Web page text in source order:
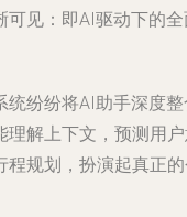
可见：即AI驱动下的
统纷纷将AI助手深度
理解上下文，预测用
程规划，扮演起真正